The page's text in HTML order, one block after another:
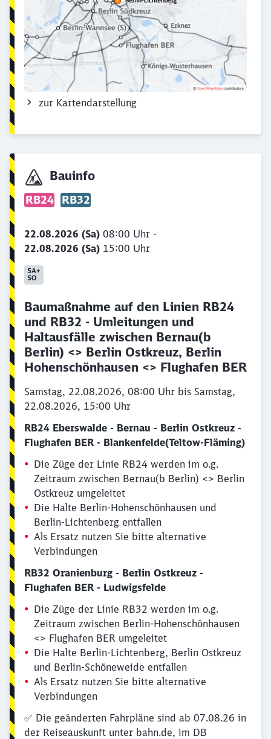
zur Kartendarstellung
Bauinfo
RB24 RB32
22.08.2026 (Sa) 08:00 Uhr -
22.08.2026 (Sa) 15:00 Uhr
Baumaßnahme auf den Linien RB24
und RB32 - Umleitungen und
Haltausfälle zwischen Bernau(b
Berlin) <> Berlin Ostkreuz, Berlin
Hohenschönhausen <> Flughafen BER
Samstag, 22.08.2026, 08:00 Uhr bis Samstag,
22.08.2026, 15:00 Uhr
RB24 Eberswalde - Bernau - Berlin Ostkreuz -
Flughafen BER - Blankenfelde(Teltow-Fläming)
Die Züge der Linie RB24 werden im o.g.
Zeitraum zwischen Bernau(b Berlin) <> Berlin
Ostkreuz umgeleitet
Die Halte Berlin-Hohenschönhausen und
Berlin-Lichtenberg entfallen
Als Ersatz nutzen Sie bitte alternative
Verbindungen
RB32 Oranienburg - Berlin Ostkreuz -
Flughafen BER - Ludwigsfelde
Die Züge der Linie RB32 werden im o.g.
Zeitraum zwischen Berlin-Hohenschönhausen
<> Flughafen BER umgeleitet
Die Halte Berlin-Lichtenberg, Berlin Ostkreuz
und Berlin-Schöneweide entfallen
Als Ersatz nutzen Sie bitte alternative
Verbindungen
✅ Die geänderten Fahrpläne sind ab 07.08.26 in
der Reiseauskunft unter bahn.de, im DB